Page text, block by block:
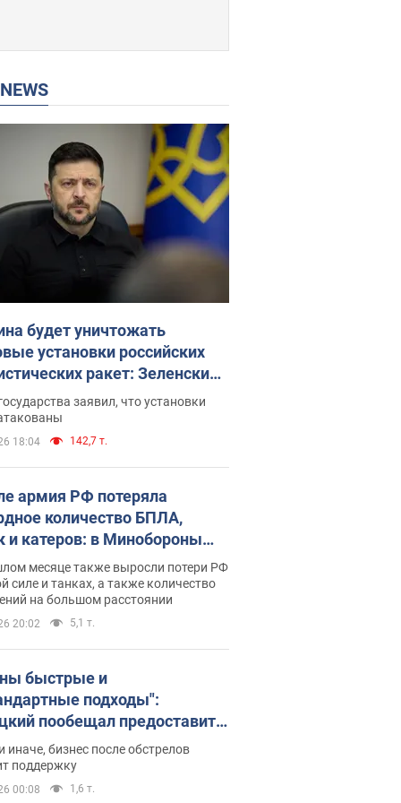
NEWS
будет уничтожать
установки российских
ракет: Зеленский
заседание СНБО
заявил, что установки
18:04 142,7 т.
армия РФ потеряла
количество БПЛА,
и катеров: в Минобороны
статистику
месяце также выросли потери РФ
силе и танках, а также количество
на большом расстоянии
20:02 5,1 т.
быстрые и
подходы":
пообещал предоставить
приоритетный доступ к
складским
иначе, бизнес после обстрелов
поддержку
00:08 1,6 т.